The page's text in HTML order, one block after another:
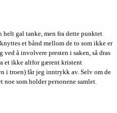
gal tanke, men fra dette punktet
et bånd mellom de to som ikke er
ved å involvere presten i saken, så dras
et ikke altfor gærent kristent
i troen) får jeg inntrykk av. Selv om de
noe som holder personene samlet.